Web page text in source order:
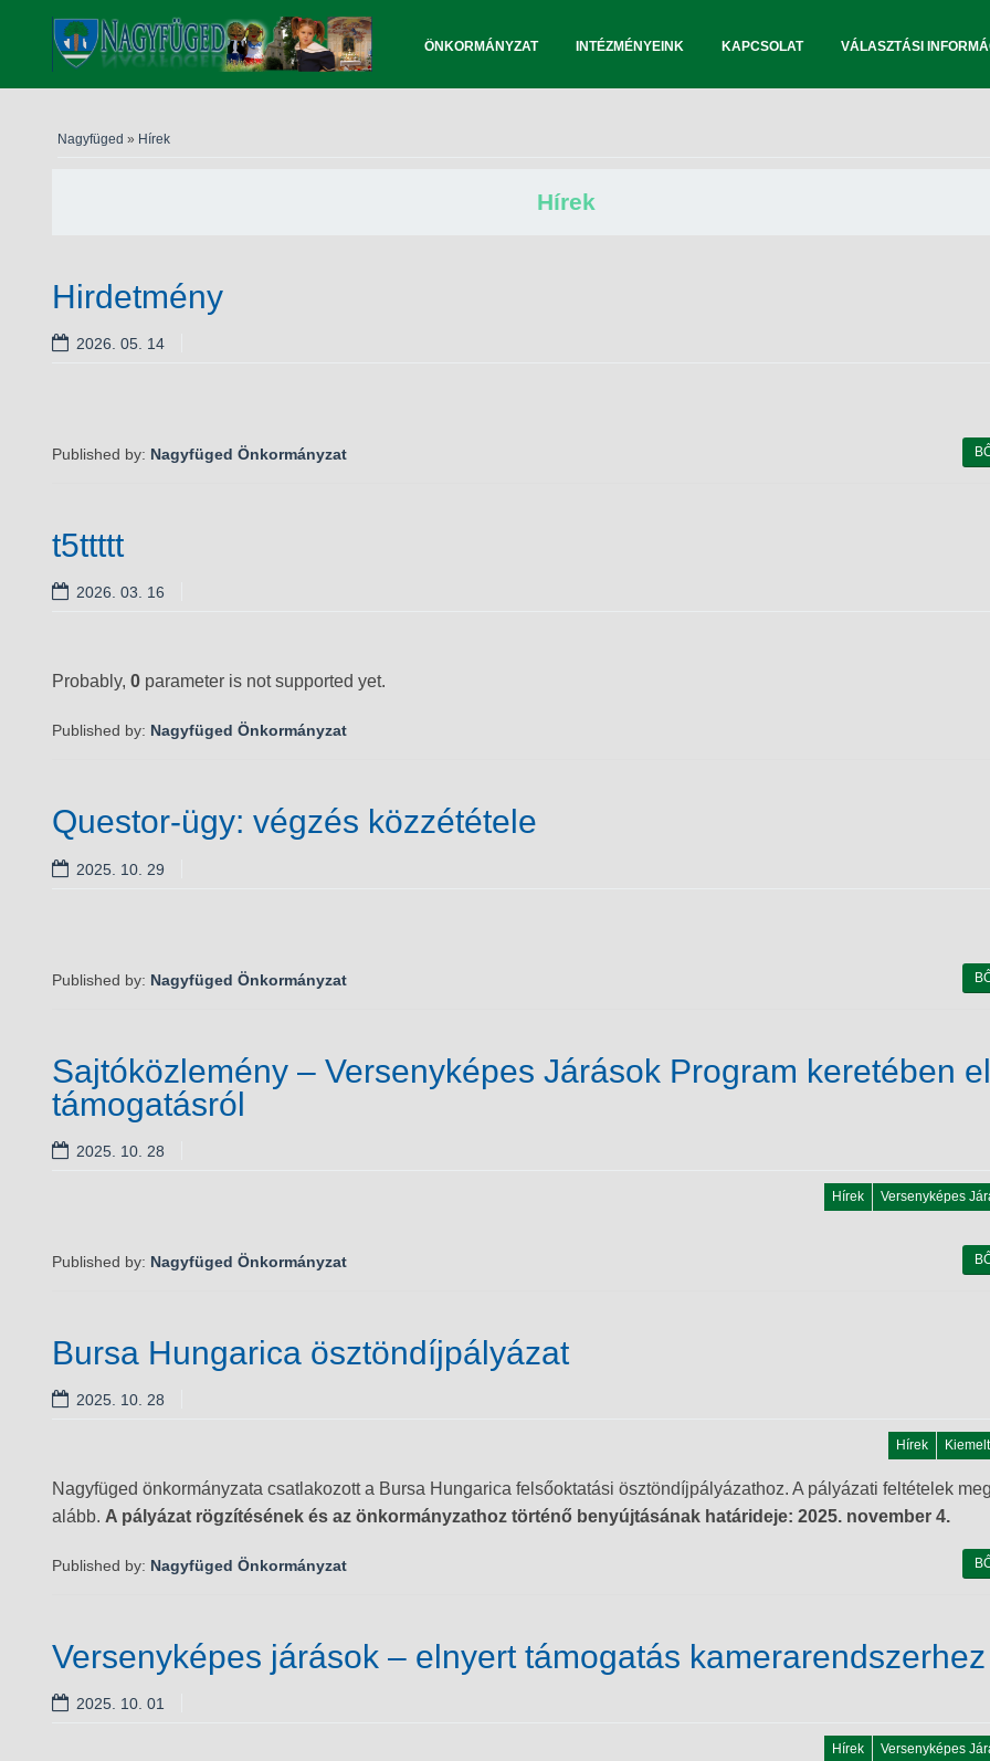
ÖNKORMÁNYZAT INTÉZMÉNYEINK KAPCSOLAT VÁLASZTÁSI
Nagyfüged » Hírek
Hírek
Hirdetmény
2026. 05. 14
Published by: Nagyfüged Önkormányzat
t5ttttt
2026. 03. 16
Probably, 0 parameter is not supported yet.
Published by: Nagyfüged Önkormányzat
Questor-ügy: végzés közzététele
2025. 10. 29
Published by: Nagyfüged Önkormányzat
Sajtóközlemény – Versenyképes Járások Program keretében
támogatásról
2025. 10. 28
Hírek Versenyképes
Published by: Nagyfüged Önkormányzat
Bursa Hungarica ösztöndíjpályázat
2025. 10. 28
Hírek Kiemelt
Nagyfüged önkormányzata csatlakozott a Bursa Hungarica felsőoktatási ösztöndíjpályázathoz. A pályázati feltételek
alább. A pályázat rögzítésének és az önkormányzathoz történő benyújtásának határideje: 2025. november 4.
Published by: Nagyfüged Önkormányzat
Versenyképes járások – elnyert támogatás kamerarendszerhez
2025. 10. 01
Hírek Versenyképes